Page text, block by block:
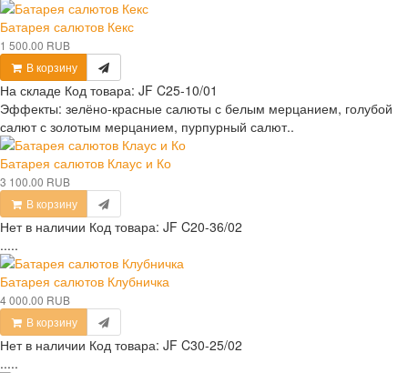
Батарея салютов Кекс
1 500.00 RUB
В корзину
На складе Код товара: JF C25-10/01
Эффекты: зелёно-красные салюты с белым мерцанием, голубой
салют с золотым мерцанием, пурпурный салют..
Батарея салютов Клаус и Ко
3 100.00 RUB
В корзину
Нет в наличии Код товара: JF C20-36/02
.....
Батарея салютов Клубничка
4 000.00 RUB
В корзину
Нет в наличии Код товара: JF C30-25/02
.....